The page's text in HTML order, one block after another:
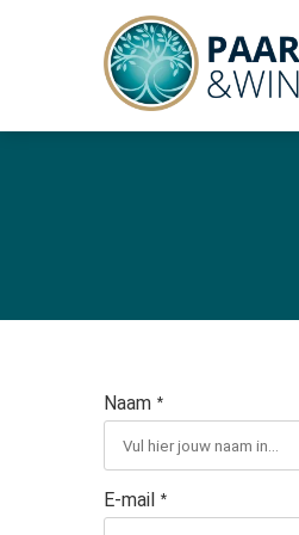
Naam *
E-mail *